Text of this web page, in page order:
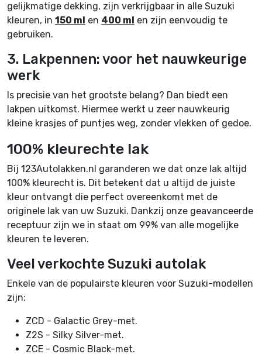
gelijkmatige dekking, zijn verkrijgbaar in alle Suzuki
kleuren, in 150 ml en 400 ml en zijn eenvoudig te
gebruiken.
3. Lakpennen: voor het nauwkeurige
werk
Is precisie van het grootste belang? Dan biedt een
lakpen uitkomst. Hiermee werkt u zeer nauwkeurig
kleine krasjes of puntjes weg, zonder vlekken of gedoe.
100% kleurechte lak
Bij 123Autolakken.nl garanderen we dat onze lak altijd
100% kleurecht is. Dit betekent dat u altijd de juiste
kleur ontvangt die perfect overeenkomt met de
originele lak van uw Suzuki. Dankzij onze geavanceerde
receptuur zijn we in staat om 99% van alle mogelijke
kleuren te leveren.
Veel verkochte Suzuki autolak
Enkele van de populairste kleuren voor Suzuki-modellen
zijn:
ZCD - Galactic Grey-met.
Z2S - Silky Silver-met.
ZCE - Cosmic Black-met.